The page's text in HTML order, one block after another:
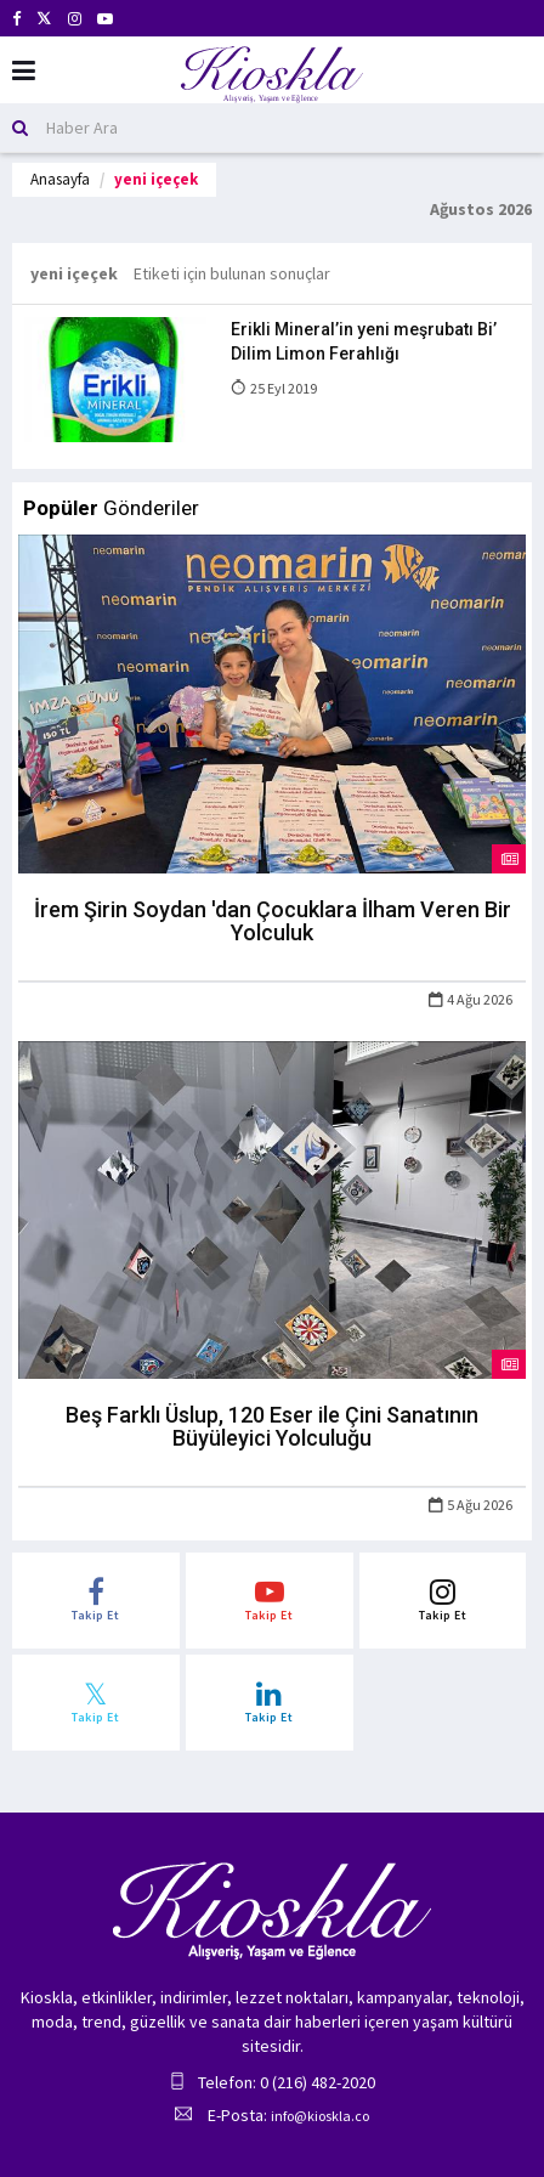
Anasayfa yeni içeçek
Ağustos 2026
yeni içeçek Etiketi için bulunan sonuçlar
Erikli Mineral’in yeni meşrubatı Bi’
Dilim Limon Ferahlığı
25 Eyl 2019
Popüler Gönderiler
İrem Şirin Soydan 'dan Çocuklara İlham Veren Bir
Yolculuk
4 Ağu 2026
Beş Farklı Üslup, 120 Eser ile Çini Sanatının
Büyüleyici Yolculuğu
5 Ağu 2026
Takip Et Takip Et Takip Et
Takip Et Takip Et
Kioskla, etkinlikler, indirimler, lezzet noktaları, kampanyalar, teknoloji,
moda, trend, güzellik ve sanata dair haberleri içeren yaşam kültürü
sitesidir.
Telefon: 0 (216) 482-2020
E-Posta: info@kioskla.co